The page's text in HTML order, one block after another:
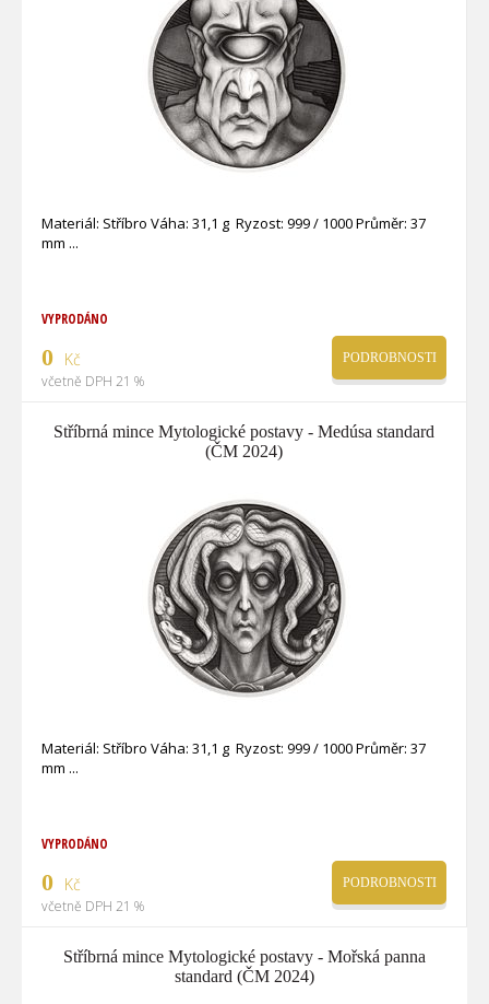
Materiál: Stříbro Váha: 31,1 g Ryzost: 999 / 1000 Průměr: 37
mm
VYPRODÁNO
0 Kč
včetně DPH 21 %
PODROBNOSTI
Stříbrná mince Mytologické postavy - Medúsa standard
(ČM 2024)
Materiál: Stříbro Váha: 31,1 g Ryzost: 999 / 1000 Průměr: 37
mm
VYPRODÁNO
0 Kč
včetně DPH 21 %
PODROBNOSTI
Stříbrná mince Mytologické postavy - Mořská panna
standard (ČM 2024)